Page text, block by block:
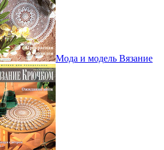
Мода и модель Вязание